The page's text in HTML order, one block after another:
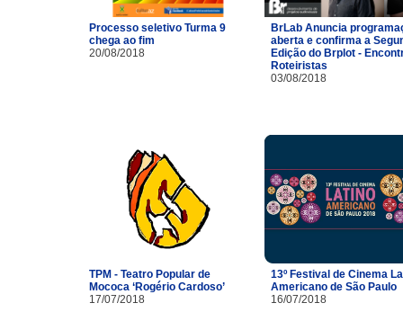
Processo seletivo Turma 9
chega ao fim
20/08/2018
BrLab Anuncia
aberta e confirma a
Edição do Brplot -
Roteiristas
03/08/2018
TPM - Teatro Popular de
Mococa ‘Rogério Cardoso’
17/07/2018
13º Festival de Cinema
Americano de São Paulo
16/07/2018